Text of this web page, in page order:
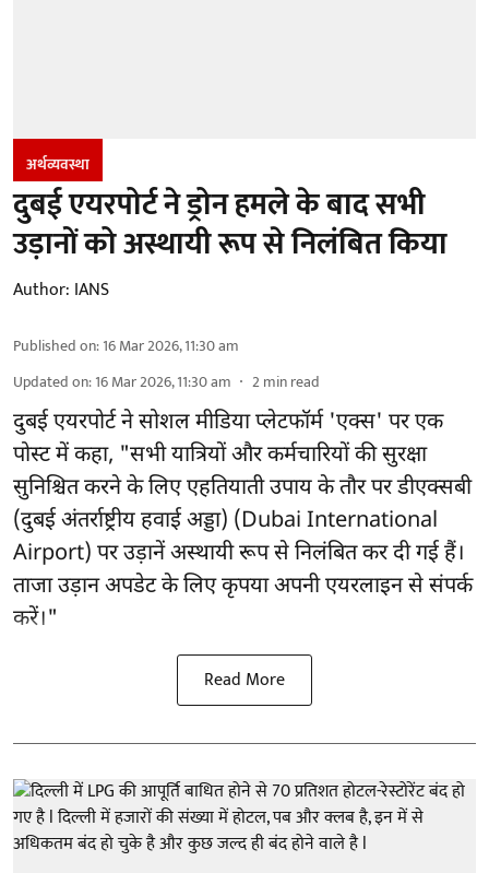
अर्थव्यवस्था
दुबई एयरपोर्ट ने ड्रोन हमले के बाद सभी
उड़ानों को अस्थायी रूप से निलंबित किया
Author: IANS
Published on:16 Mar 2026, 11:30 am
Updated on:16 Mar 2026, 11:30 am 2min read
दुबई एयरपोर्ट ने सोशल मीडिया प्लेटफॉर्म 'एक्स' पर एक
पोस्ट में कहा, "सभी यात्रियों और कर्मचारियों की सुरक्षा
सुनिश्चित करने के लिए एहतियाती उपाय के तौर पर डीएक्सबी
(दुबई अंतर्राष्ट्रीय हवाई अड्डा) (Dubai International
Airport) पर उड़ानें अस्थायी रूप से निलंबित कर दी गई हैं।
ताजा उड़ान अपडेट के लिए कृपया अपनी एयरलाइन से संपर्क
करें।"
Read More